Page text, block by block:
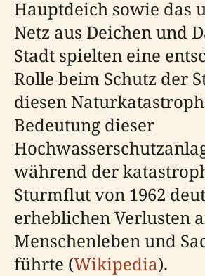
Hauptdeich sowie das
Netz aus Deichen und
Stadt spielten eine
Rolle beim Schutz der
diesen
Bedeutung dieser
während der
Sturmflut von 1962
erheblichen Verlusten
Menschenleben und
führte (Wikipedia).